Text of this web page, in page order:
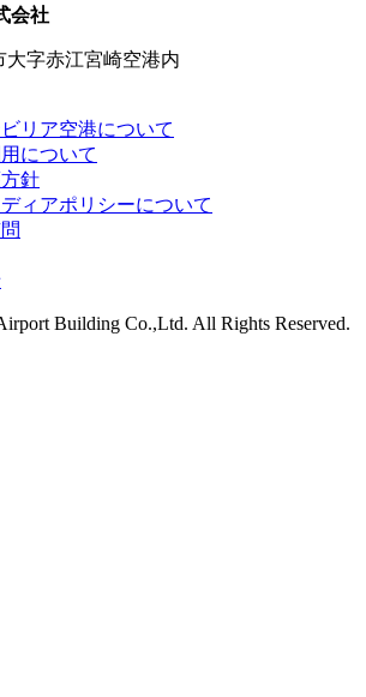
字赤江宮崎空港内
リア空港について
について
針
ィアポリシーについて
Building Co.,Ltd. All Rights Reserved.